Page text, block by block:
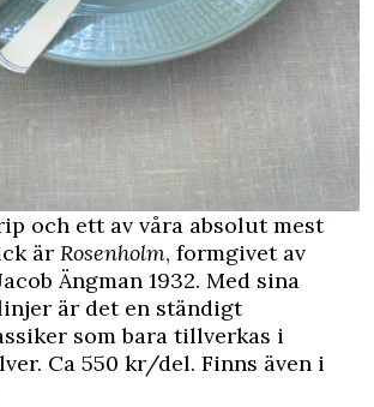
och ett av våra absolut mest
är Rosenholm, formgivet av
Ängman 1932. Med sina
är det en ständigt
som bara tillverkas i
Ca 550 kr/del. Finns även i